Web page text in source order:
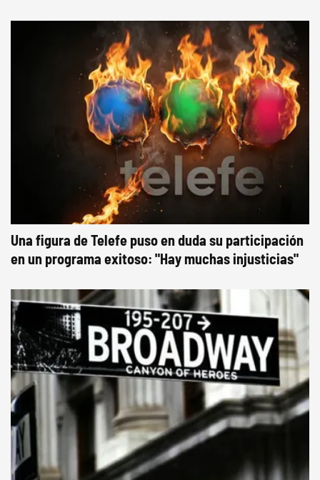
Una figura de Telefe puso en duda su participación
en un programa exitoso: "Hay muchas injusticias"